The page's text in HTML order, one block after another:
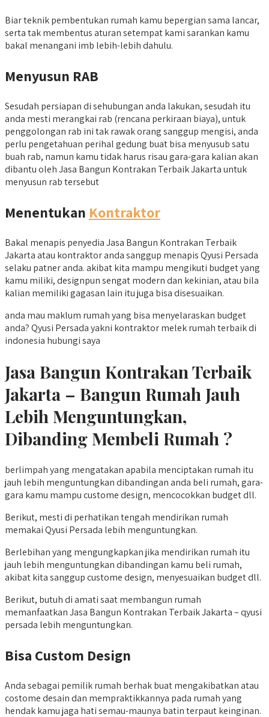
Biar teknik pembentukan rumah kamu bepergian sama lancar,
serta tak membentus aturan setempat kami sarankan kamu
bakal menangani imb lebih-lebih dahulu.
Menyusun RAB
Sesudah persiapan di sehubungan anda lakukan, sesudah itu
anda mesti merangkai rab (rencana perkiraan biaya), untuk
penggolongan rab ini tak rawak orang sanggup mengisi, anda
perlu pengetahuan perihal gedung buat bisa menyusub satu
buah rab, namun kamu tidak harus risau gara-gara kalian akan
dibantu oleh Jasa Bangun Kontrakan Terbaik Jakarta untuk
menyusun rab tersebut
Menentukan Kontraktor
Bakal menapis penyedia Jasa Bangun Kontrakan Terbaik
Jakarta atau kontraktor anda sanggup menapis Qyusi Persada
selaku patner anda. akibat kita mampu mengikuti budget yang
kamu miliki, designpun sengat modern dan kekinian, atau bila
kalian memiliki gagasan lain itu juga bisa disesuaikan.
anda mau maklum rumah yang bisa menyelaraskan budget
anda? Qyusi Persada yakni kontraktor melek rumah terbaik di
indonesia hubungi saya
Jasa Bangun Kontrakan Terbaik
Jakarta – Bangun Rumah Jauh
Lebih Menguntungkan,
Dibanding Membeli Rumah ?
berlimpah yang mengatakan apabila menciptakan rumah itu
jauh lebih menguntungkan dibandingan anda beli rumah, gara-
gara kamu mampu custome design, mencocokkan budget dll.
Berikut, mesti di perhatikan tengah mendirikan rumah
memakai Qyusi Persada lebih menguntungkan.
Berlebihan yang mengungkapkan jika mendirikan rumah itu
jauh lebih menguntungkan dibandingan kamu beli rumah,
akibat kita sanggup custome design, menyesuaikan budget dll.
Berikut, butuh di amati saat membangun rumah
memanfaatkan Jasa Bangun Kontrakan Terbaik Jakarta – qyusi
persada lebih menguntungkan.
Bisa Custom Design
Anda sebagai pemilik rumah berhak buat mengakibatkan atau
costome desain dan mempraktikkannya pada rumah yang
hendak kamu jaga hati semau-maunya batin terpaut keinginan.